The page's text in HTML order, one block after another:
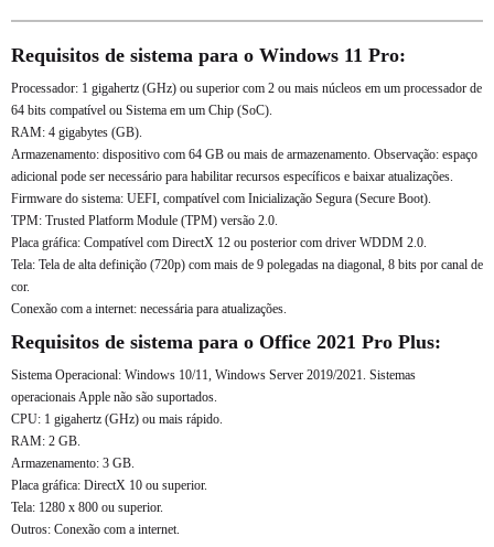
Requisitos de sistema para o Windows 11 Pro:
Processador: 1 gigahertz (GHz) ou superior com 2 ou mais núcleos em um processador de
64 bits compatível ou Sistema em um Chip (SoC).
RAM: 4 gigabytes (GB).
Armazenamento: dispositivo com 64 GB ou mais de armazenamento. Observação: espaço
adicional pode ser necessário para habilitar recursos específicos e baixar atualizações.
Firmware do sistema: UEFI, compatível com Inicialização Segura (Secure Boot).
TPM: Trusted Platform Module (TPM) versão 2.0.
Placa gráfica: Compatível com DirectX 12 ou posterior com driver WDDM 2.0.
Tela: Tela de alta definição (720p) com mais de 9 polegadas na diagonal, 8 bits por canal de
cor.
Conexão com a internet: necessária para atualizações.
Requisitos de sistema para o Office 2021 Pro Plus:
Sistema Operacional: Windows 10/11, Windows Server 2019/2021. Sistemas
operacionais Apple não são suportados.
CPU: 1 gigahertz (GHz) ou mais rápido.
RAM: 2 GB.
Armazenamento: 3 GB.
Placa gráfica: DirectX 10 ou superior.
Tela: 1280 x 800 ou superior.
Outros: Conexão com a internet.